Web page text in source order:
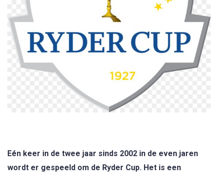
Eén keer in de twee jaar sinds 2002 in de even jaren
wordt er gespeeld om de Ryder Cup. Het is een